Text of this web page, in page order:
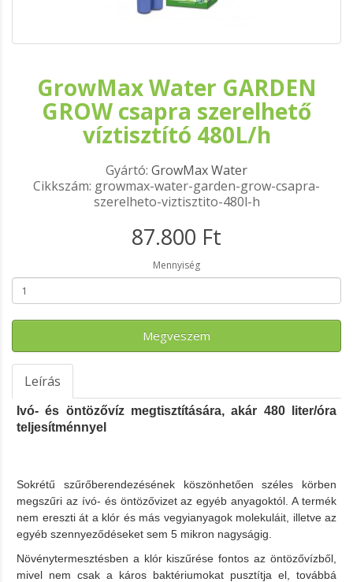
GrowMax Water GARDEN
GROW csapra szerelhető
víztisztító 480L/h
Gyártó: GrowMax Water
Cikkszám: growmax-water-garden-grow-csapra-
szerelheto-viztisztito-480l-h
87.800 Ft
Mennyiség
Megveszem
Leírás
Ivó- és öntözővíz megtisztítására, akár 480 liter/óra
teljesítménnyel
Sokrétű szűrőberendezésének köszönhetően széles körben
megszűri az ívó- és öntözővizet az egyéb anyagoktól. A termék
nem ereszti át a klór és más vegyianyagok molekuláit, illetve az
egyéb szennyeződéseket sem 5 mikron nagyságig.
Növénytermesztésben a klór kiszűrése fontos az öntözővízből,
mivel nem csak a káros baktériumokat pusztítja el, továbbá